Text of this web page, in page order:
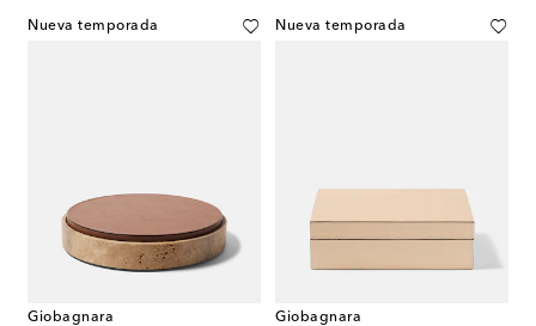
Nueva temporada
Giobagnara
Nueva temporada
Giobagnara